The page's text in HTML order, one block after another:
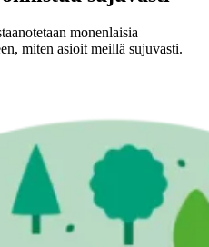
monenlaisia
miten asioit meillä sujuvasti.